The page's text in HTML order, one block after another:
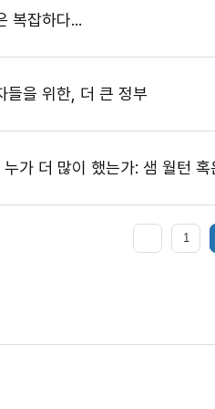
복잡하다...
들을 위한, 더 큰 정부
가 더 많이 했는가: 샘 월턴
1